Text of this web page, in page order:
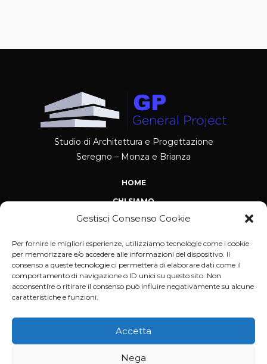
Gestisci Consenso Cookie
Per fornire le migliori esperienze, utilizziamo tecnologie come i cookie
per memorizzare e/o accedere alle informazioni del dispositivo. Il
consenso a queste tecnologie ci permetterà di elaborare dati come il
comportamento di navigazione o ID unici su questo sito. Non
acconsentire o ritirare il consenso può influire negativamente su alcune
caratteristiche e funzioni.
Accetta
Nega
Studio di Architettura e Progettazione
Seregno – Monza e Brianza
HOME
CHI SIAMO
NEWS
PROGETTAZIONE ARCHITETTONICA
RISTRUTTURAZIONI EDILI
PRATICHE EDILIZIE
IMMOBILIARE REAL ESTATE
RIQUALIFICAZIONE ENERGETICA
CONSULENZE TECNICHE